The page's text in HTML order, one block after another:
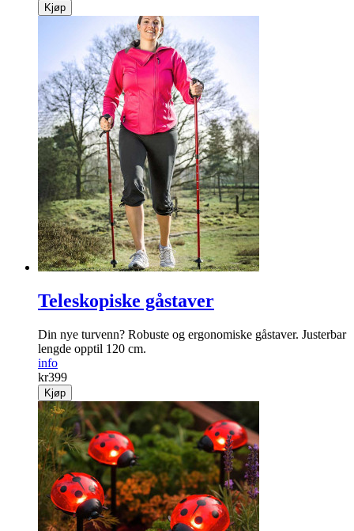
Kjøp
Teleskopiske gåstaver
Din nye turvenn? Robuste og ergonomiske gåstaver. Justerbar
lengde opptil 120 cm.
info
kr399
Kjøp